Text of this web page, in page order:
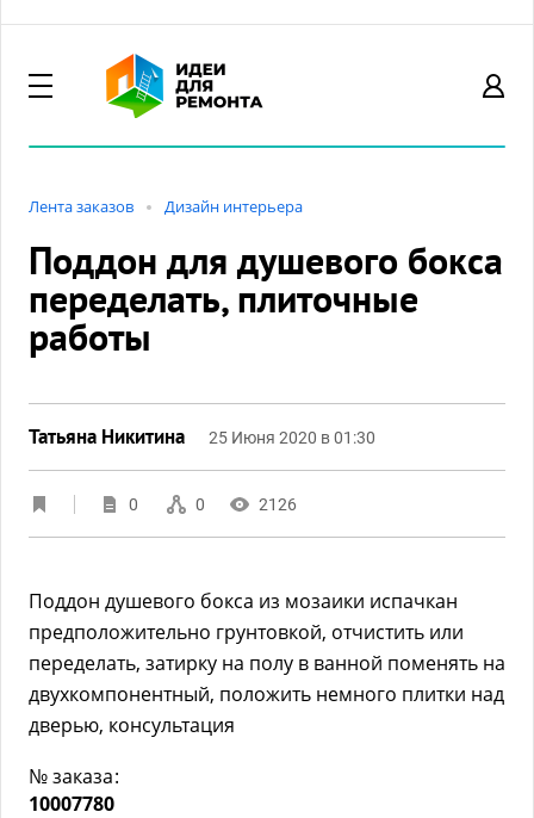
Лента заказов Дизайн интерьера
Поддон для душевого бокса
переделать, плиточные
работы
Татьяна Никитина 25 Июня 2020 в 01:30
0 0 2126
Поддон душевого бокса из мозаики испачкан
предположительно грунтовкой, отчистить или
переделать, затирку на полу в ванной поменять на
двухкомпонентный, положить немного плитки над
дверью, консультация
№ заказа
10007780